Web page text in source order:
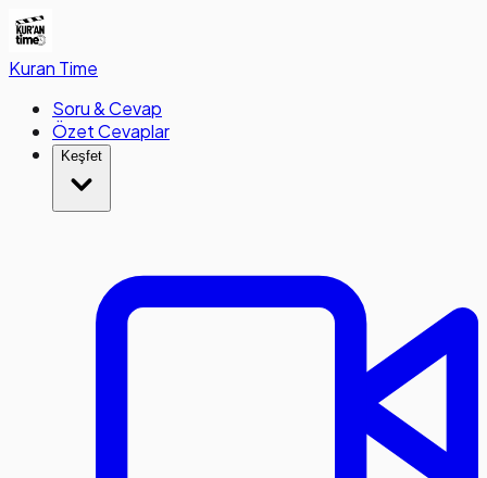
Kuran Time
Soru & Cevap
Özet Cevaplar
Keşfet